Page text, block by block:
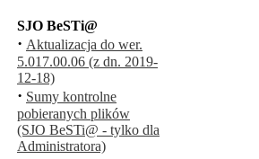
SJO BeSTi@
· Aktualizacja do wer.
5.017.00.06 (z dn. 2019-
12-18)
· Sumy kontrolne
pobieranych plików
(SJO BeSTi@ - tylko dla
Administratora)